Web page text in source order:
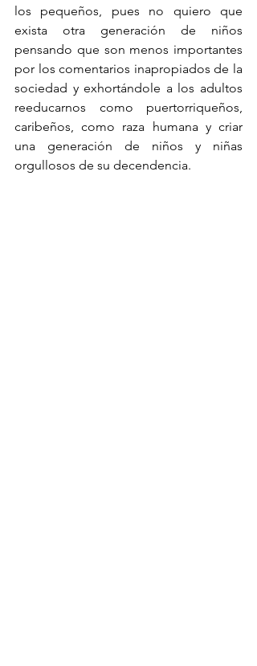
los pequeños, pues no quiero que
exista otra generación de niños
pensando que son menos importantes
por los comentarios inapropiados de la
sociedad y exhortándole a los adultos
reeducarnos como puertorriqueños,
caribeños, como raza humana y criar
una generación de niños y niñas
orgullosos de su decendencia.